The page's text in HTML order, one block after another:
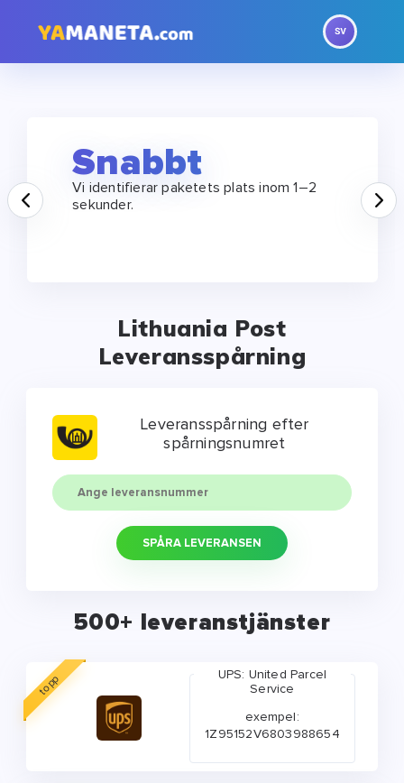
Snabbt
Vi identifierar paketets plats inom 1–2
sekunder.
Lithuania Post
Leveransspårning
Leveransspårning efter
spårningsnumret
SPÅRA LEVERANSEN
500+ leveranstjänster
topp
UPS: United Parcel
Service
exempel:
1Z95152V6803988654